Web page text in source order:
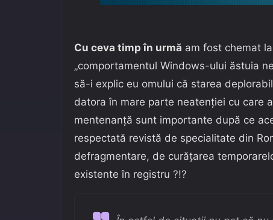
Cu ceva timp în urmă am fost chemat
„comportamentul Windows-ului ăstuia
să-i explic eu omului că starea
datora în mare parte neatenţiei cu care
mentenanță sunt importante după ce
respectată revistă de specialitate din
defragmentare, de curățarea
existente în registru ?!?